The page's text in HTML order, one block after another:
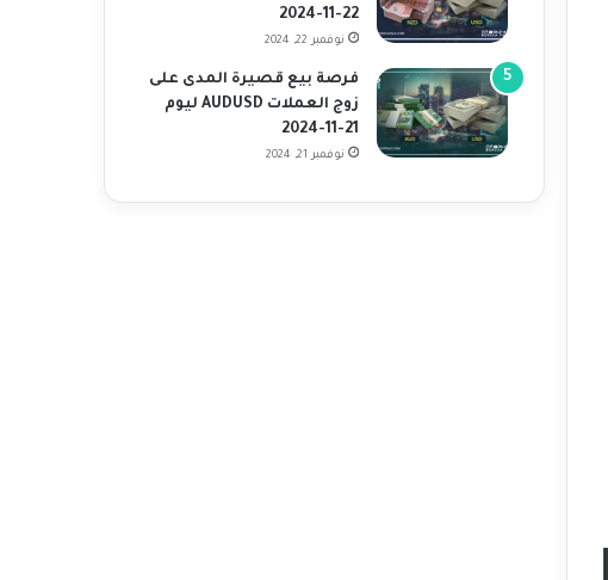
22-11-2024
نوفمبر 22, 2024
فرصة بيع قصيرة المدى على
زوج العملات AUDUSD ليوم
21-11-2024
نوفمبر 21, 2024